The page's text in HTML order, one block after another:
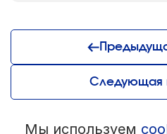
Следующая
Мы используем